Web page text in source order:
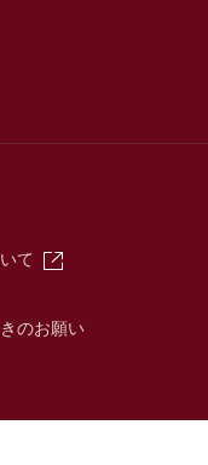
て
のお願い